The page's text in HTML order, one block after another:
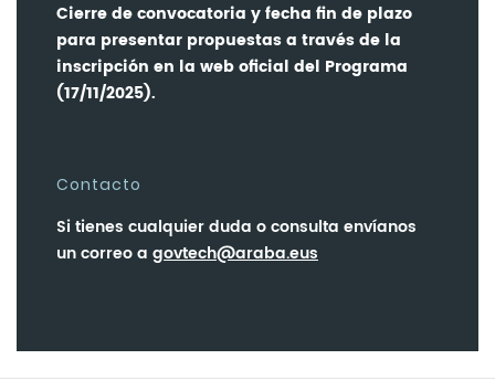
Cierre de convocatoria y fecha fin de plazo
para presentar propuestas a través de la
inscripción en la web oficial del Programa
(17/11/2025).
Contacto
Si tienes cualquier duda o consulta envíanos
un correo a govtech@araba.eus